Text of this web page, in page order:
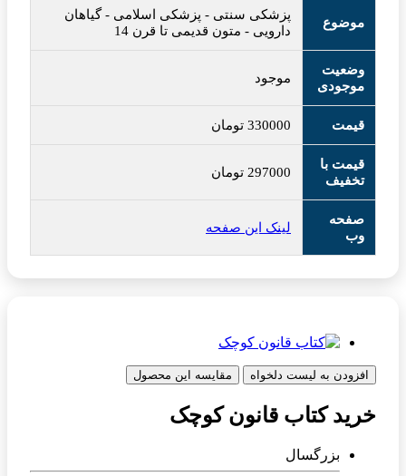
موضوع
پزشکی سنتی - پزشکی اسلامی -گیاهان
دارویی - متون قدیمی تا قرن 14
وضعیت
موجودی
موجود
قیمت 330000 تومان
قیمت با
تخفیف
297000 تومان
صفحه
وب
لینک این صفحه
افزودن به لیست دلخواه مقایسه این محصول
خرید کتاب قانون کوچک
بزرگسال